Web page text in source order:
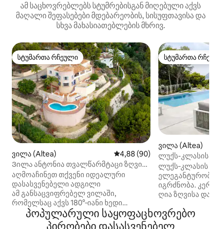
ამ საცხოვრებლებს სტუმრებისგან მიღებული აქვს
მაღალი შეფასებები მდებარეობის, სისუფთავისა და
სხვა მახასიათებლების მხრივ.
სტუმართა რჩეული
სტუმართა რჩეული
ვილა (Altea) საშუალო შეფასებაა 5‑დან
4,88 (90)
Ვილა ანტონია თვალწარმტაცი ზღვის
ხედით
აღმოაჩინეთ თქვენი იდეალური
დასასვენებელი ადგილი
ამ განსაცვიფრებელ ვილაში,
რომელსაც აქვს 180°‑იანი ხედი
ზღვაზე და პირადი აუზი. რამდენიმე
ტერასაზე უამრავი სივრცეა
სტუმართა
სტუმართა
ვილა (Altea)
ლუქს-კლასის
ზღვის ხედები
ლუქს‑კლასის
ელეგანტურობა
იგრძნობა.
ღია ზღვისა და
3 სააბაზანო და
განაწილებულია
პოპულარული საყოფაცხოვრებო